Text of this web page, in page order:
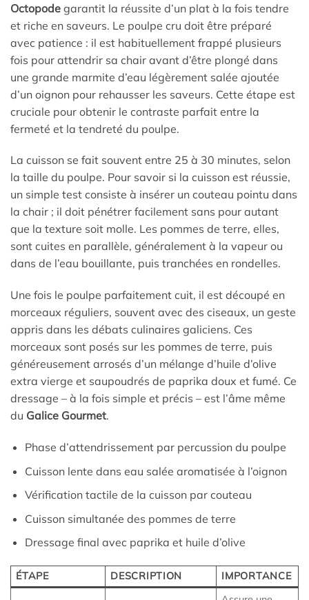
Octopode garantit la réussite d’un plat à la fois tendre
et riche en saveurs. Le poulpe cru doit être préparé
avec patience : il est habituellement frappé plusieurs
fois pour attendrir sa chair avant d’être plongé dans
une grande marmite d’eau légèrement salée ajoutée
d’un oignon pour rehausser les saveurs. Cette étape est
cruciale pour obtenir le contraste parfait entre la
fermeté et la tendreté du poulpe.
La cuisson se fait souvent entre 25 à 30 minutes, selon
la taille du poulpe. Pour savoir si la cuisson est réussie,
un simple test consiste à insérer un couteau pointu dans
la chair ; il doit pénétrer facilement sans pour autant
que la texture soit molle. Les pommes de terre, elles,
sont cuites en parallèle, généralement à la vapeur ou
dans de l’eau bouillante, puis tranchées en rondelles.
Une fois le poulpe parfaitement cuit, il est découpé en
morceaux réguliers, souvent avec des ciseaux, un geste
appris dans les débats culinaires galiciens. Ces
morceaux sont posés sur les pommes de terre, puis
généreusement arrosés d’un mélange d’huile d’olive
extra vierge et saupoudrés de paprika doux et fumé. Ce
dressage – à la fois simple et précis – est l’âme même
du Galice Gourmet.
Phase d’attendrissement par percussion du poulpe
Cuisson lente dans eau salée aromatisée à l’oignon
Vérification tactile de la cuisson par couteau
Cuisson simultanée des pommes de terre
Dressage final avec paprika et huile d’olive
ÉTAPE DESCRIPTION IMPORTANCE